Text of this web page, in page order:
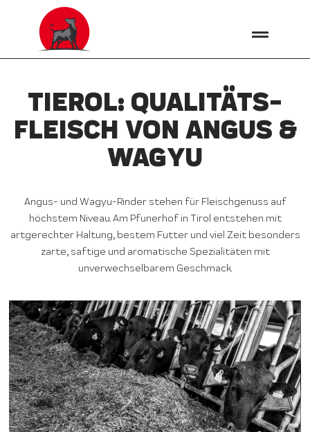
TIEROL: QUALITÄTS­
FLEISCH VON ANGUS &
WAGYU
Angus- und Wagyu-Rinder stehen für Fleischgenuss auf
höchstem Niveau. Am Pfunerhof in Tirol entstehen mit
artgerechter Haltung, bestem Futter und viel Zeit besonders
zarte, saftige und aromatische Spezialitäten mit
unverwechselbarem Geschmack.